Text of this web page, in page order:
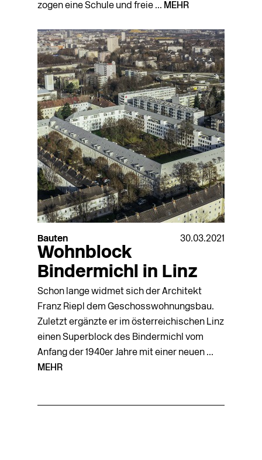
zogen eine Schule und freie ... MEHR
Bauten 30.03.2021
Wohnblock
Bindermichl in Linz
Schon lange widmet sich der Architekt
Franz Riepl dem Geschosswohnungsbau.
Zuletzt ergänzte er im österreichischen Linz
einen Superblock des Bindermichl vom
Anfang der 1940er Jahre mit einer neuen ...
MEHR